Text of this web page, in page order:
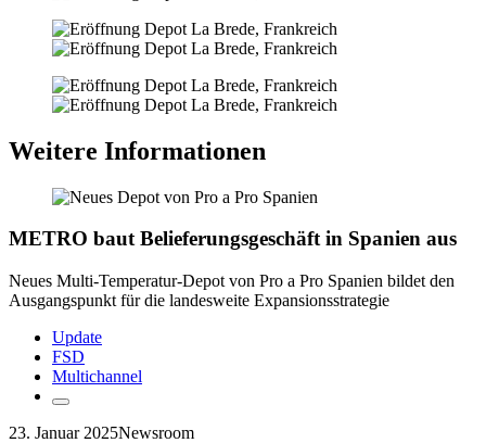
Weitere Informationen
METRO baut Belieferungsgeschäft in Spanien aus
Neues Multi-Temperatur-Depot von Pro a Pro Spanien bildet den
Ausgangspunkt für die landesweite Expansionsstrategie
Update
FSD
Multichannel
23. Januar 2025Newsroom